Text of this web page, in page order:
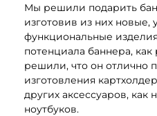
Мы решили подарить
изготовив из них новые,
функциональные
потенциала баннера,
решили, что он отлично
изготовления
других аксессуаров,
ноутбуков.